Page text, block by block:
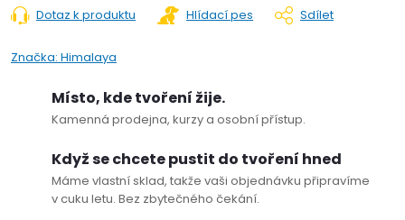
Dotaz k produktu Hlídací pes Sdílet
Značka: Himalaya
Místo, kde tvoření žije.
Kamenná prodejna, kurzy a osobní přístup.
Když se chcete pustit do tvoření hned
Máme vlastní sklad, takže vaši objednávku připravíme
v cuku letu. Bez zbytečného čekání.